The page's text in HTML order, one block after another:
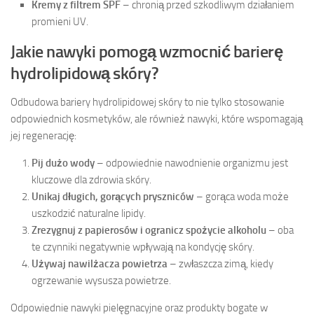
Kremy z filtrem SPF – chronią przed szkodliwym działaniem
promieni UV.
Jakie nawyki pomogą wzmocnić barierę
hydrolipidową skóry?
Odbudowa bariery hydrolipidowej skóry to nie tylko stosowanie
odpowiednich kosmetyków, ale również nawyki, które wspomagają
jej regenerację:
Pij dużo wody – odpowiednie nawodnienie organizmu jest
kluczowe dla zdrowia skóry.
Unikaj długich, gorących pryszniców – gorąca woda może
uszkodzić naturalne lipidy.
Zrezygnuj z papierosów i ogranicz spożycie alkoholu – oba
te czynniki negatywnie wpływają na kondycję skóry.
Używaj nawilżacza powietrza – zwłaszcza zimą, kiedy
ogrzewanie wysusza powietrze.
Odpowiednie nawyki pielęgnacyjne oraz produkty bogate w